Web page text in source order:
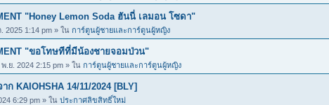
"Honey Lemon Soda ฮันนี่ เลมอน โซดา"
2025 1:14 pm » ใน การ์ตูนผู้ชายและการ์ตูนผู้หญิง
"ขอโทษทีที่มีน้องชายจอมป่วน"
.ย. 2024 2:15 pm » ใน การ์ตูนผู้ชายและการ์ตูนผู้หญิง
KAIOHSHA 14/11/2024 [BLY]
6:29 pm » ใน ประกาศลิขสิทธิ์ใหม่